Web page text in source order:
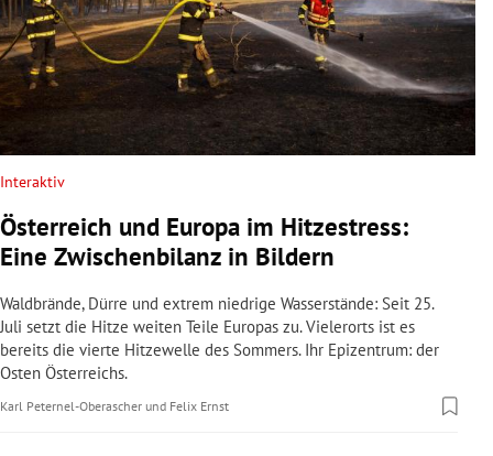
Untermenü
Untermenü
Untermenü
Untermenü
Untermenü
Untermenü
Interaktiv
Österreich und Europa im Hitzestress:
Eine Zwischenbilanz in Bildern
Waldbrände, Dürre und extrem niedrige Wasserstände: Seit 25.
Juli setzt die Hitze weiten Teile Europas zu. Vielerorts ist es
bereits die vierte Hitzewelle des Sommers. Ihr Epizentrum: der
Osten Österreichs.
Karl Peternel-Oberascher und Felix Ernst